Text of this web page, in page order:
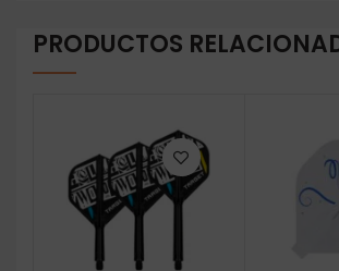
PRODUCTOS